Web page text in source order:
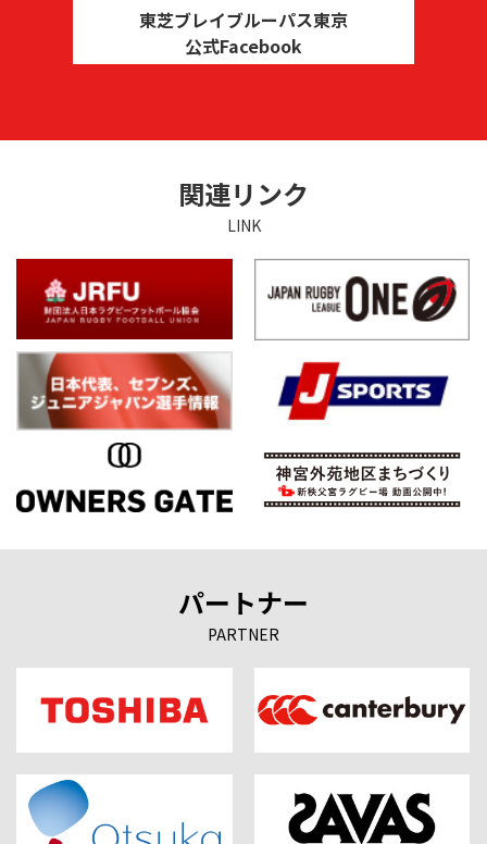
東芝ブレイブルーパス東京
公式Facebook
関連リンク
LINK
パートナー
PARTNER